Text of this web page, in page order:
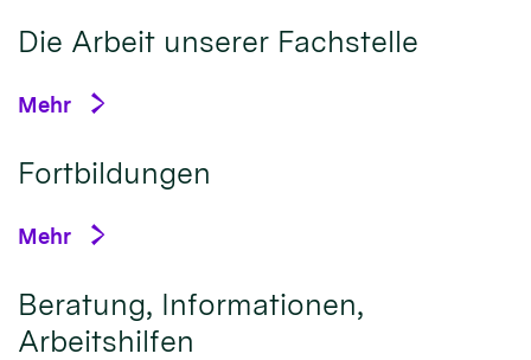
Die Arbeit unserer Fachstelle
Mehr
Fortbildungen
Mehr
Beratung, Informationen,
Arbeitshilfen